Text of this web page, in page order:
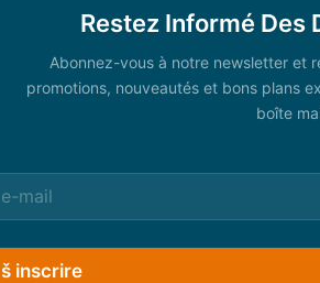
Restez Informé Des
Abonnez-vous à notre newsletter et
promotions, nouveautés et bons plans
boîte
š inscrire